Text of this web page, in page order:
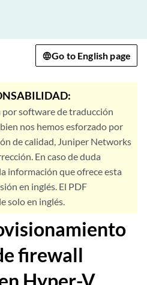
Go to English page
por software de traducción
nos hemos esforzado por
de calidad, Juniper Networks
En caso de duda
información que ofrece esta
en inglés. El PDF
solo en inglés.
firewall